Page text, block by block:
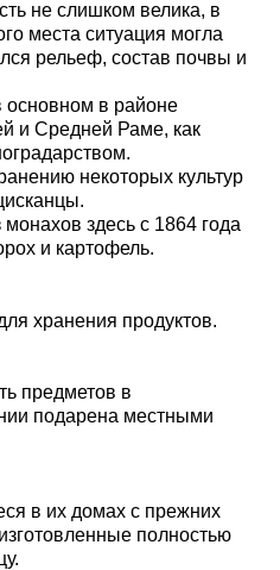
не слишком велика, в
места ситуация могла
рельеф, состав почвы и
в районе
и Средней Раме, как
некоторых культур
здесь с 1864 года
и картофель.
хранения продуктов.
предметов в
подарена местными
в их домах с прежних
полностью